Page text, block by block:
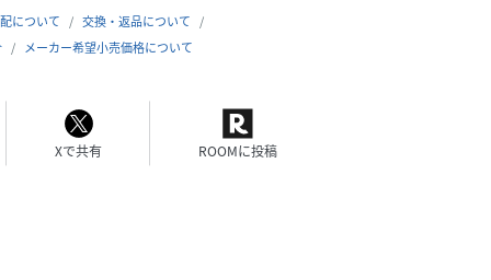
について
交換・返品について
メーカー希望小売価格について
Xで共有 ROOMに投稿